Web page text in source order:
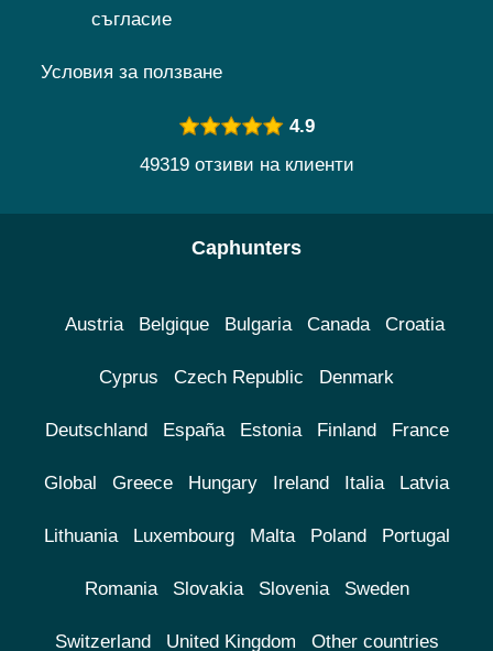
съгласие
Условия за ползване
4.9
49319 отзиви на клиенти
Caphunters
Austria Belgique Bulgaria Canada Croatia
Cyprus Czech Republic Denmark
Deutschland España Estonia Finland France
Global Greece Hungary Ireland Italia Latvia
Lithuania Luxembourg Malta Poland Portugal
Romania Slovakia Slovenia Sweden
Switzerland United Kingdom Other countries